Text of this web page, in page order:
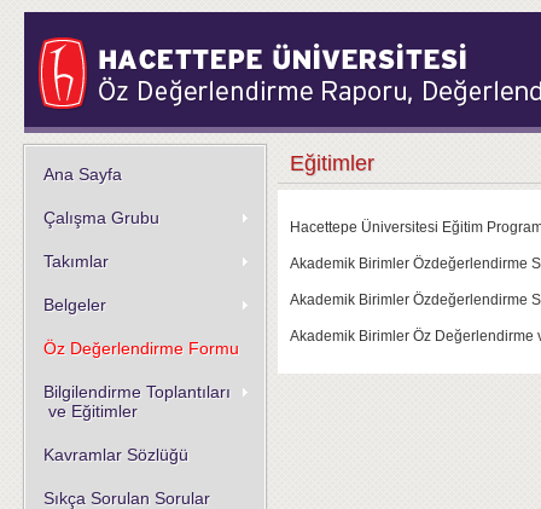
Ana Sayfa
Çalışma Grubu
Takımlar
Belgeler
Öz Değerlendirme Formu
Bilgilendirme Toplantıları
ve Eğitimler
Kavramlar Sözlüğü
Sıkça Sorulan Sorular
Eğitimler
Hacettepe Üniversitesi Eğitim
Akademik Birimler Özdeğerlendirme
Akademik Birimler Özdeğerlendirme
Akademik Birimler Öz Değerlendirme